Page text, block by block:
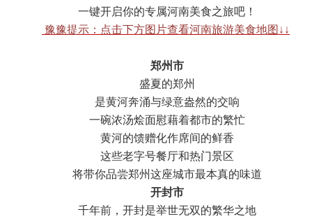
一键开启你的专属河南美食之旅吧！
豫豫提示：点击下方图片查看河南旅游美食地图↓↓
郑州市
盛夏的郑州
是黄河奔涌与绿意盎然的交响
一碗浓汤烩面慰藉着都市的繁忙
黄河的馈赠化作席间的鲜香
这些老字号餐厅和热门景区
将带你品尝郑州这座城市最本真的味道
开封市
千年前，开封是举世无双的繁华之地